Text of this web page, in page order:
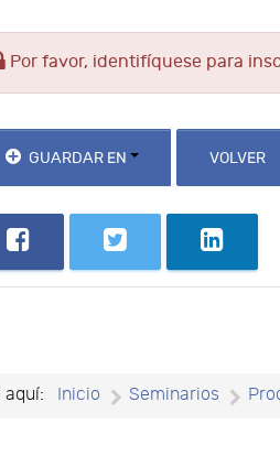
Por favor, identifíquese para
GUARDAR EN VOLVER
aquí: Inicio Seminarios